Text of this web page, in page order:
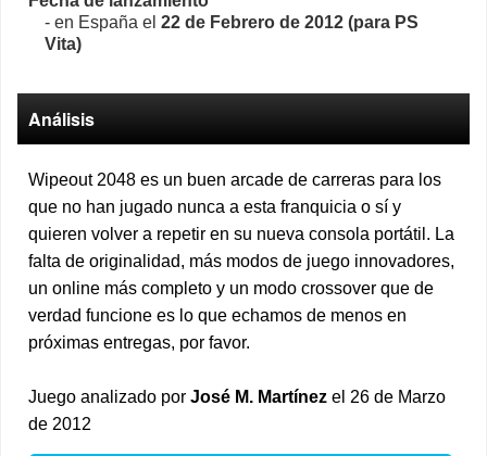
- en España el 22 de Febrero de 2012 (para PS
Vita)
Análisis
Wipeout 2048 es un buen arcade de carreras para los
que no han jugado nunca a esta franquicia o sí y
quieren volver a repetir en su nueva consola portátil. La
falta de originalidad, más modos de juego innovadores,
un online más completo y un modo crossover que de
verdad funcione es lo que echamos de menos en
próximas entregas, por favor.
Juego analizado por José M. Martínez el 26 de Marzo
de 2012